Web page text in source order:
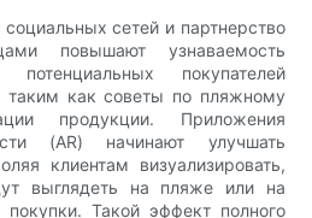
сетей и партнерство
повышают узнаваемость
потенциальных покупателей
таким как советы по пляжному
продукции. Приложения
(AR) начинают улучшать
клиентам визуализировать,
выглядеть на пляже или на
Такой эффект полного